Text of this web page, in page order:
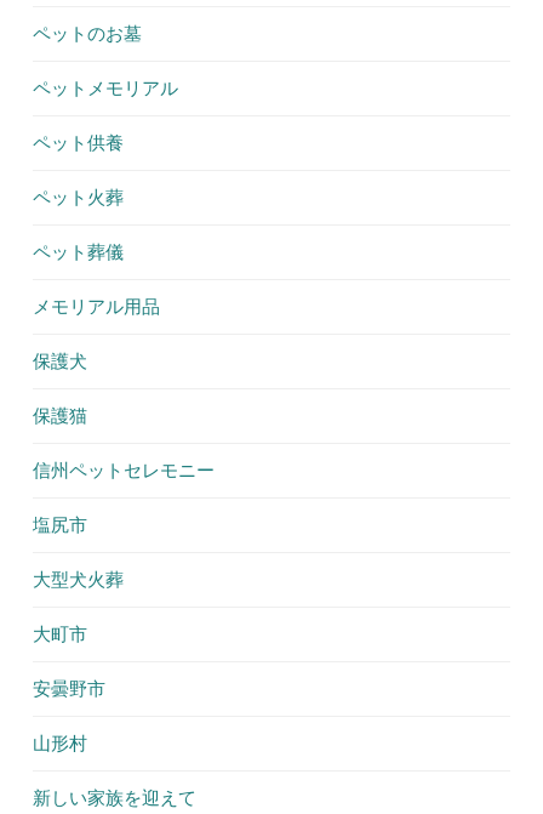
ペットのお墓
ペットメモリアル
ペット供養
ペット火葬
ペット葬儀
メモリアル用品
保護犬
保護猫
信州ペットセレモニー
塩尻市
大型犬火葬
大町市
安曇野市
山形村
新しい家族を迎えて